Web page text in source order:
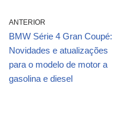
ANTERIOR
BMW Série 4 Gran Coupé:
Novidades e atualizações
para o modelo de motor a
gasolina e diesel